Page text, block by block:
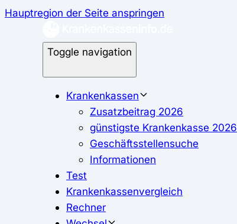
Hauptregion der Seite anspringen
Toggle navigation
Krankenkassen
Zusatzbeitrag 2026
günstigste Krankenkasse 2026
Geschäftsstellensuche
Informationen
Test
Krankenkassenvergleich
Rechner